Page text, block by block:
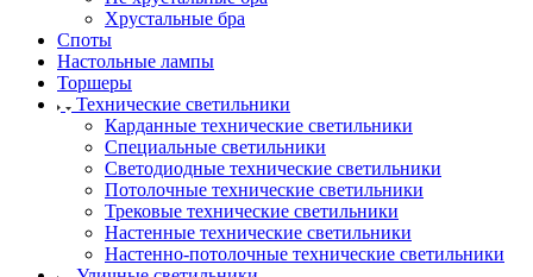
Хрустальные бра
Споты
Настольные лампы
Торшеры
Технические светильники
Карданные технические светильники
Специальные светильники
Светодиодные технические светильники
Потолочные технические светильники
Трековые технические светильники
Настенные технические светильники
Настенно-потолочные технические светильники